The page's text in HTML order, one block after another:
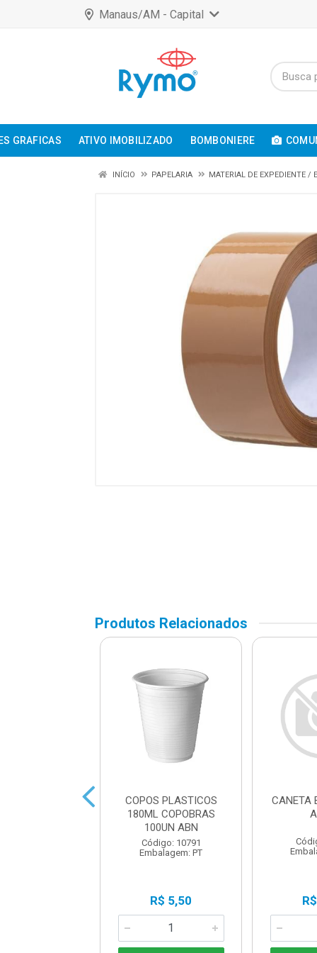
Manaus/AM - Capital
GRAFICAS ATIVO IMOBILIZADO BOMBONIERE
INÍCIO PAPELARIA MATERIAL DE EXPEDIENTE /
Produtos Relacionados
COPOS PLASTICOS
180ML COPOBRAS
100UN ABN
Código: 10791
Embalagem: PT
R$ 5,50
CANETA